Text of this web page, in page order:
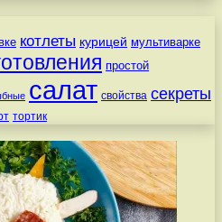
котлеты курицей мультиварке
простой
салат свойства секреты
тортик